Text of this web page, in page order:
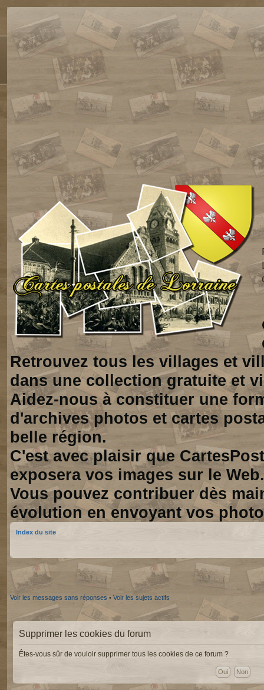
Retrouvez tous les villages et
dans une collection gratuite et
Aidez-nous à constituer une
d'archives photos et cartes
belle région.
C'est avec plaisir que
exposera vos images sur le Web.
Vous pouvez contribuer dès
évolution en envoyant vos
Index du site
Voir les messages sans réponses • Voir les sujets actifs
Supprimer les cookies du forum
Êtes-vous sûr de vouloir supprimer tous les cookies de ce forum ?